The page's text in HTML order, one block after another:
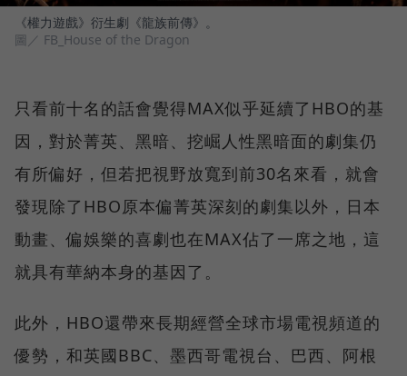
《權力遊戲》衍生劇《龍族前傳》。
圖／ FB_House of the Dragon
只看前十名的話會覺得MAX似乎延續了HBO的基
因，對於菁英、黑暗、挖崛人性黑暗面的劇集仍
有所偏好，但若把視野放寬到前30名來看，就會
發現除了HBO原本偏菁英深刻的劇集以外，日本
動畫、偏娛樂的喜劇也在MAX佔了一席之地，這
就具有華納本身的基因了。
此外，HBO還帶來長期經營全球市場電視頻道的
優勢，和英國BBC、墨西哥電視台、巴西、阿根